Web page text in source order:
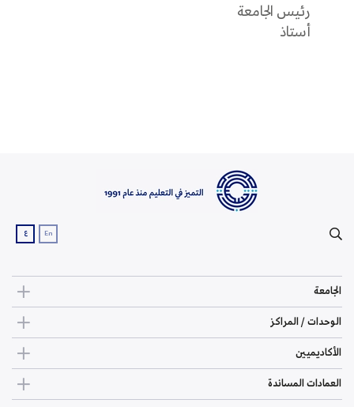
رئيس الجامعة
أستاذ
En ع
الجامعة
الوحدات / المراكز
الأكاديميين
العمادات المساندة